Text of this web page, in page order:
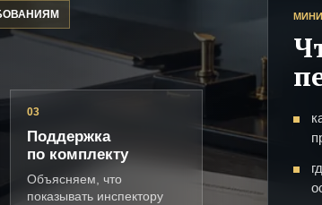
03
Поддержка
по комплекту
Объясняем, что
показывать инспектору